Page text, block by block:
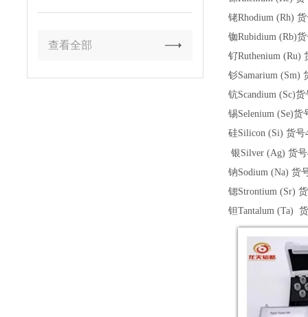
查看全部
铑Rhodium (Rh)
铷Rubidium (Rb)
钌Ruthenium (Ru)
钐Samarium (Sm)
钪Scandium (Sc)货
锡Selenium (Se)货
硅Silicon (Si)货号
银Silver (Ag)货号
钠Sodium (Na)货
锶Strontium (Sr)
钽Tantalum (Ta)